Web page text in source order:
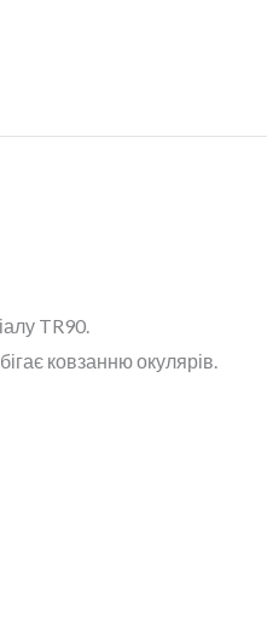
TR90.
ковзанню окулярів.